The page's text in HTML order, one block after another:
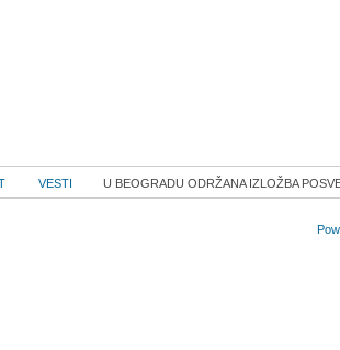
VESTI U BEOGRADU ODRŽANA IZLOŽBA